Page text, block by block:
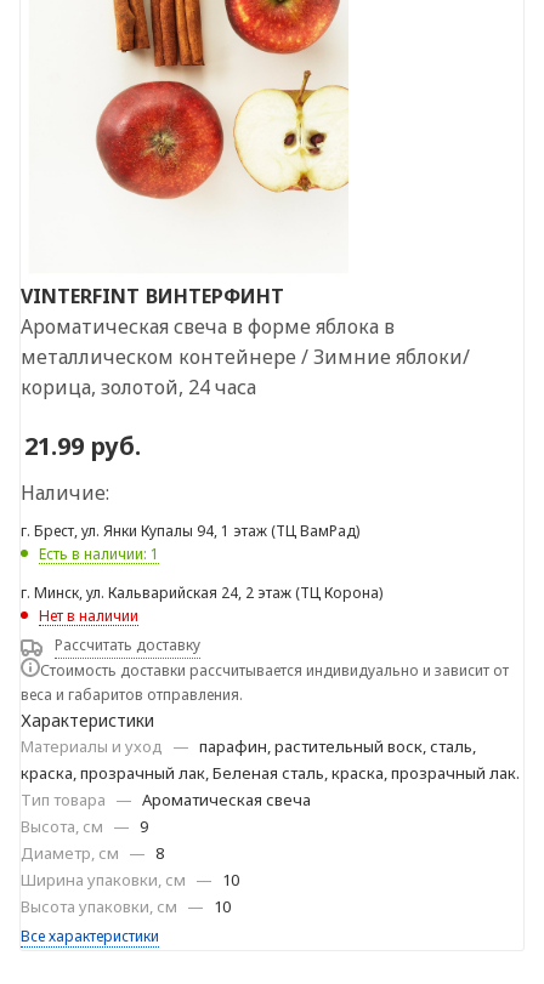
VINTERFINT ВИНТЕРФИНТ
Ароматическая свеча в форме яблока в
металлическом контейнере / Зимние яблоки/
корица, золотой, 24 часа
21.99 руб.
Наличие:
г. Брест, ул. Янки Купалы 94, 1 этаж (ТЦ ВамРад)
Есть в наличии: 1
г. Минск, ул. Кальварийская 24, 2 этаж (ТЦ Корона)
Нет в наличии
Рассчитать доставку
Стоимость доставки рассчитывается индивидуально и зависит от
веса и габаритов отправления.
Характеристики
Материалы и уход — парафин, растительный воск, сталь,
краска, прозрачный лак, Беленая сталь, краска, прозрачный лак.
Тип товара — Ароматическая свеча
Высота, см — 9
Диаметр, см — 8
Ширина упаковки, см — 10
Высота упаковки, см — 10
Все характеристики